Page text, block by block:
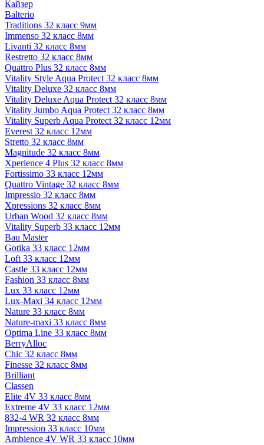
Кайзер
Balterio
Traditions 32 класс 9мм
Immenso 32 класс 8мм
Livanti 32 класс 8мм
Restretto 32 класс 8мм
Quattro Plus 32 класс 8мм
Vitality Style Aqua Protect 32 класс 8мм
Vitality Deluxe 32 класс 8мм
Vitality Deluxe Aqua Protect 32 класс 8мм
Vitality Jumbo Aqua Protect 32 класс 8мм
Vitality Superb Aqua Protect 32 класс 12мм
Everest 32 класс 12мм
Stretto 32 класс 8мм
Magnitude 32 класс 8мм
Xperience 4 Plus 32 класс 8мм
Fortissimo 33 класс 12мм
Quattro Vintage 32 класс 8мм
Impressio 32 класс 8мм
Xpressions 32 класс 8мм
Urban Wood 32 класс 8мм
Vitality Superb 33 класс 12мм
Bau Master
Gotika 33 класс 12мм
Loft 33 класс 12мм
Castle 33 класс 12мм
Fashion 33 класс 8мм
Lux 33 класс 12мм
Lux-Maxi 34 класс 12мм
Nature 33 класс 8мм
Nature-maxi 33 класс 8мм
Optima Line 33 класс 8мм
BerryAlloc
Chic 32 класс 8мм
Finesse 32 класс 8мм
Brilliant
Classen
Elite 4V 33 класс 8мм
Extreme 4V 33 класс 12мм
832-4 WR 32 класс 8мм
Impression 33 класс 10мм
Ambience 4V WR 33 класс 10мм